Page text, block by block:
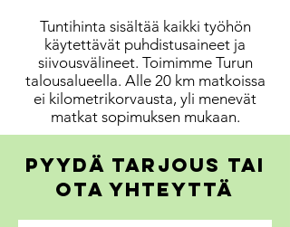
Tuntihinta sisältää kaikki työhön
käytettävät puhdistusaineet ja
siivousvälineet. Toimimme Turun
talousalueella. Alle 20 km matkoissa
ei kilometrikorvausta, yli menevät
matkat sopimuksen mukaan.
pyydä tarjous tai
ota yhteyttä